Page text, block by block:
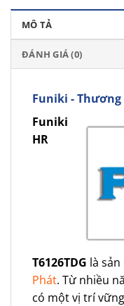
MÔ TẢ
ĐÁNH GIÁ (0)
Funiki -
Funiki
HR
T6126TDG là
Phát. Từ nhiều
có một vị trí